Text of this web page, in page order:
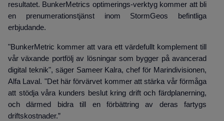
resultatet. BunkerMetrics optimerings-verktyg kommer att bli
en prenumerationstjänst inom StormGeos befintliga
erbjudande.
"BunkerMetric kommer att vara ett värdefullt komplement till
vår växande portfölj av lösningar som bygger på avancerad
digital teknik", säger Sameer Kalra, chef för Marindivisionen,
Alfa Laval. "Det här förvärvet kommer att stärka vår förmåga
att stödja våra kunders beslut kring drift och färdplanerning,
och därmed bidra till en förbättring av deras fartygs
driftskostnader.”